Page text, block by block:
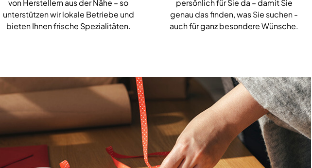
von Herstellern aus der Nähe – so
unterstützen wir lokale Betriebe und
bieten Ihnen frische Spezialitäten.
persönlich für Sie da – damit Sie
genau das finden, was Sie suchen -
auch für ganz besondere Wünsche.